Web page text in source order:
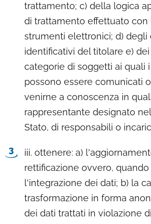
trattamento; c) della logica
di trattamento effettuato con
strumenti elettronici; d) degli
identificativi del titolare e)
categorie di soggetti ai quali
possono essere comunicati
venirne a conoscenza in
rappresentante designato
Stato, di responsabili o
iii. ottenere: a)
rettificazione ovvero,
l'integrazione dei dati; b) la
trasformazione in forma
dei dati trattati in violazione